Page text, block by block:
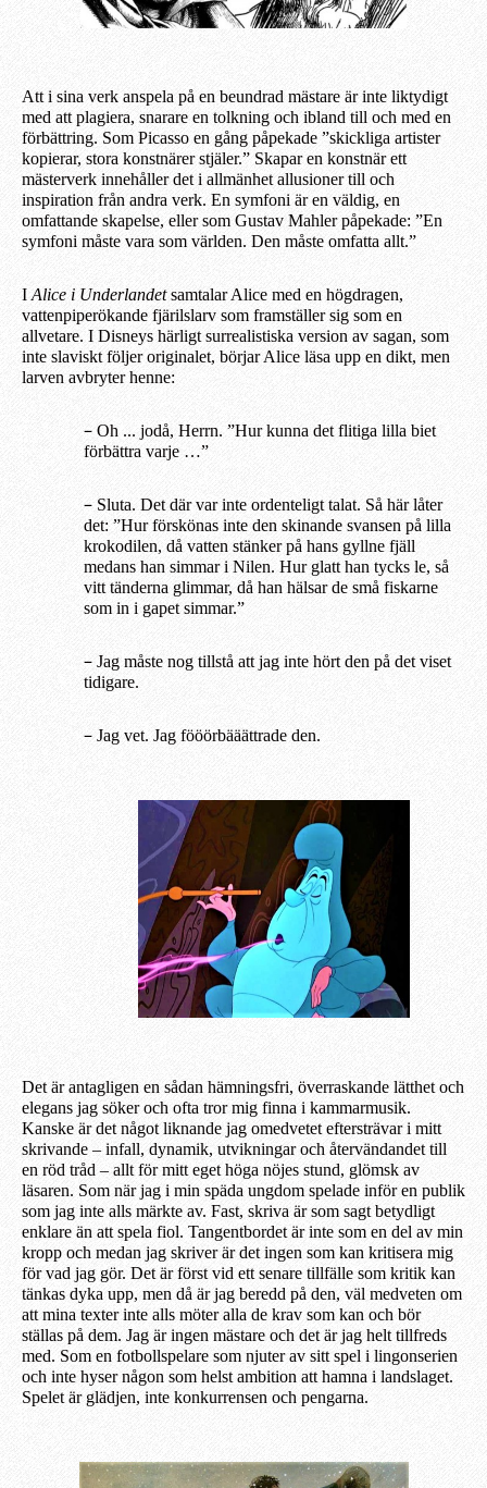
Att i sina verk anspela på en beundrad mästare är inte liktydigt
med att plagiera, snarare en tolkning och ibland till och med en
förbättring. Som Picasso en gång påpekade ”skickliga artister
kopierar, stora konstnärer stjäler.” Skapar en konstnär ett
mästerverk innehåller det i allmänhet allusioner till och
inspiration från andra verk. En symfoni är en väldig, en
omfattande skapelse, eller som Gustav Mahler påpekade: ”En
symfoni måste vara som världen. Den måste omfatta allt.”
IAlice i Underlandetsamtalar Alice med en högdragen,
vattenpiperökande fjärilslarv som framställer sig som en
allvetare. I Disneys härligt surrealistiska version av sagan, som
inte slaviskt följer originalet, börjar Alice läsa upp en dikt, men
larven avbryter henne:
– Oh ... jodå, Herrn. ”Hur kunna det flitiga lilla biet
förbättra varje …”
– Sluta. Det där var inte ordenteligt talat. Så här låter
det: ”Hur förskönas inte den skinande svansen på lilla
krokodilen, då vatten stänker på hans gyllne fjäll
medans han simmar i Nilen. Hur glatt han tycks le, så
vitt tänderna glimmar, då han hälsar de små fiskarne
som in i gapet simmar.”
– Jag måste nog tillstå att jag inte hört den på det viset
tidigare.
– Jag vet. Jag fööörbääättrade den.
Det är antagligen en sådan hämningsfri, överraskande lätthet och
elegans jag söker och ofta tror mig finna i kammarmusik.
Kanske är det något liknande jag omedvetet eftersträvar i mitt
skrivande – infall, dynamik, utvikningar och återvändandet till
en röd tråd – allt för mitt eget höga nöjes stund, glömsk av
läsaren. Som när jag i min späda ungdom spelade inför en publik
som jag inte alls märkte av. Fast, skriva är som sagt betydligt
enklare än att spela fiol. Tangentbordet är inte som en del av min
kropp och medan jag skriver är det ingen som kan kritisera mig
för vad jag gör. Det är först vid ett senare tillfälle som kritik kan
tänkas dyka upp, men då är jag beredd på den, väl medveten om
att mina texter inte alls möter alla de krav som kan och bör
ställas på dem. Jag är ingen mästare och det är jag helt tillfreds
med. Som en fotbollspelare som njuter av sitt spel i lingonserien
och inte hyser någon som helst ambition att hamna i landslaget.
Spelet är glädjen, inte konkurrensen och pengarna.